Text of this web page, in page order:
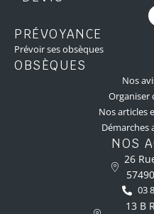
PRÉVOYANCE
Prévoir ses obsèques
OBSÈQUES
Nos
Organiser
Nos articles
Démarches
NOS
26
03
13 B